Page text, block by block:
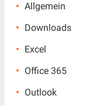
Allgemein
Downloads
Excel
Office 365
Outlook